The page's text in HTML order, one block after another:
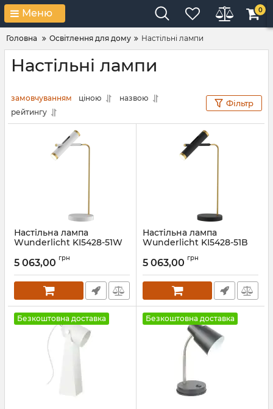
Меню 0
Головна Освітлення для дому Настільні лампи
Настільні лампи
замовчуванням ціною
назвою
рейтингу
Фільтр
Настільна лампа
Wunderlicht KI5428-51W
5 063,00 грн
Настільна лампа
Wunderlicht KI5428-51B
5 063,00 грн
Безкоштовна доставка Безкоштовна доставка